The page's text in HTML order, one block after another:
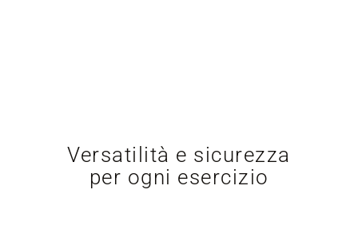
Versatilità e sicurezza
per ogni esercizio